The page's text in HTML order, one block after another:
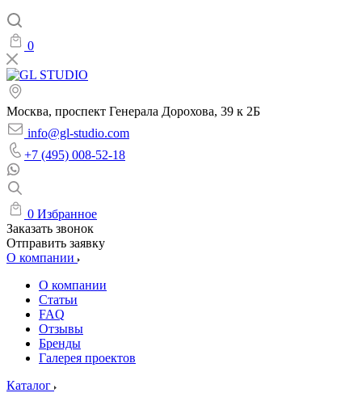
0
Москва, проспект Генерала Дорохова, 39 к 2Б
info@gl-studio.com
+7 (495) 008-52-18
0 Избранное
Заказать звонок
Отправить заявку
О компании
О компании
Статьи
FAQ
Отзывы
Бренды
Галерея проектов
Каталог